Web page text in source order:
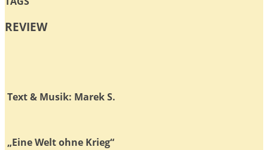
REVIEW
Text & Musik: Marek S.
„Eine Welt ohne Krieg“